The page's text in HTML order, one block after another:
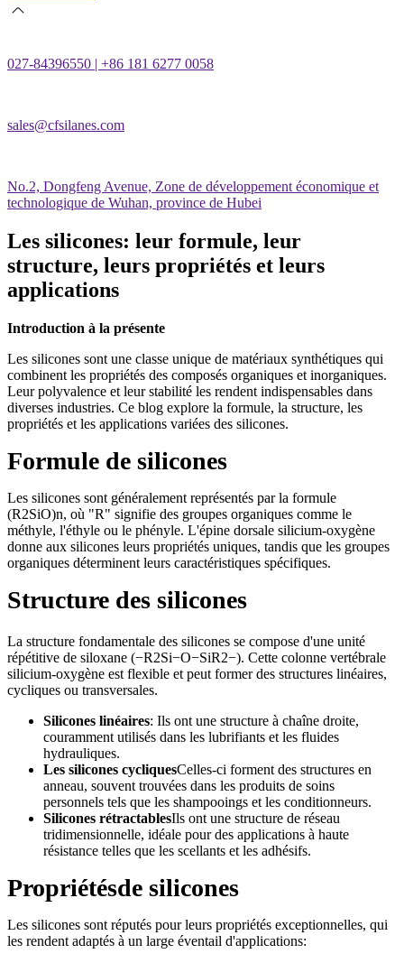
027-84396550 | +86 181 6277 0058
sales@cfsilanes.com
No.2, Dongfeng Avenue, Zone de développement économique et
technologique de Wuhan, province de Hubei
Les silicones: leur formule, leur
structure, leurs propriétés et leurs
applications
Introduction à la présente
Les silicones sont une classe unique de matériaux synthétiques qui
combinent les propriétés des composés organiques et inorganiques.
Leur polyvalence et leur stabilité les rendent indispensables dans
diverses industries. Ce blog explore la formule, la structure, les
propriétés et les applications variées des silicones.
Formule de silicones
Les silicones sont généralement représentés par la formule
(R2SiO)n, où "R" signifie des groupes organiques comme le
méthyle, l'éthyle ou le phényle. L'épine dorsale silicium-oxygène
donne aux silicones leurs propriétés uniques, tandis que les groupes
organiques déterminent leurs caractéristiques spécifiques.
Structure des silicones
La structure fondamentale des silicones se compose d'une unité
répétitive de siloxane (−R2Si−O−SiR2−). Cette colonne vertébrale
silicium-oxygène est flexible et peut former des structures linéaires,
cycliques ou transversales.
Silicones linéaires: Ils ont une structure à chaîne droite,
couramment utilisés dans les lubrifiants et les fluides
hydrauliques.
Les silicones cycliquesCelles-ci forment des structures en
anneau, souvent trouvées dans les produits de soins
personnels tels que les shampooings et les conditionneurs.
Silicones rétractablesIls ont une structure de réseau
tridimensionnelle, idéale pour des applications à haute
résistance telles que les scellants et les adhésifs.
Propriétésde silicones
Les silicones sont réputés pour leurs propriétés exceptionnelles, qui
les rendent adaptés à un large éventail d'applications: